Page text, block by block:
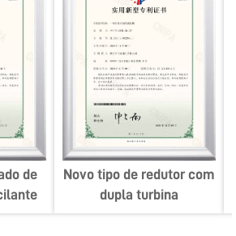
de
Novo tipo de redutor com
dupla turbina